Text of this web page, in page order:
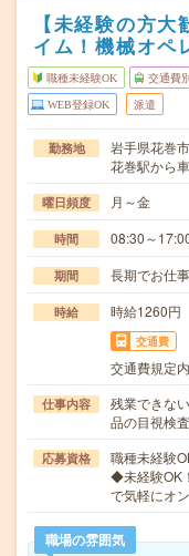
【未経験の方
イム！機械オペ
職種未経験OK 交通費
WEB登録OK 派遣
勤務地
岩手県花巻市
花巻駅から
曜日頻度 月～金
時間 08:30～
期間 長期でお仕
時給 時給1260円
交通費
交通費規定
仕事内容
残業できな
品の目視検
応募資格
職種未経験
◆未経験OK
で気軽にオ
職場の雰囲気